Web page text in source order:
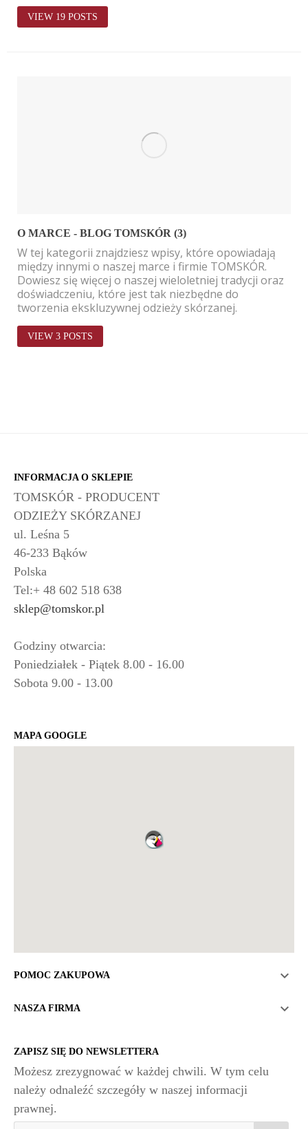
VIEW 19 POSTS
O MARCE - BLOG TOMSKÓR (3)
W tej kategorii znajdziesz wpisy, które opowiadają
między innymi o naszej marce i firmie TOMSKÓR.
Dowiesz się więcej o naszej wieloletniej tradycji oraz
doświadczeniu, które jest tak niezbędne do
tworzenia ekskluzywnej odzieży skórzanej.
VIEW 3 POSTS
INFORMACJA O SKLEPIE
TOMSKÓR - PRODUCENT
ODZIEŻY SKÓRZANEJ
ul. Leśna 5
46-233 Bąków
Polska
Tel:+ 48 602 518 638
sklep@tomskor.pl
Godziny otwarcia:
Poniedziałek - Piątek 8.00 - 16.00
Sobota 9.00 - 13.00
MAPA GOOGLE
POMOC ZAKUPOWA 
NASZA FIRMA 
ZAPISZ SIĘ DO NEWSLETTERA
Możesz zrezygnować w każdej chwili. W tym celu
należy odnaleźć szczegóły w naszej informacji
prawnej.